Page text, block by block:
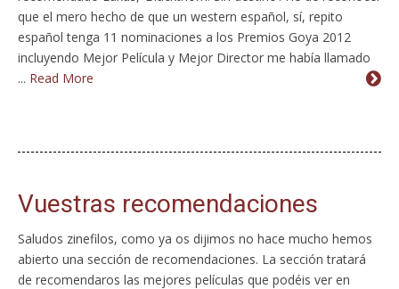
que el mero hecho de que un western español, sí, repito
español tenga 11 nominaciones a los Premios Goya 2012
incluyendo Mejor Película y Mejor Director me había llamado
... Read More
Vuestras recomendaciones
Saludos zinefilos, como ya os dijimos no hace mucho hemos
abierto una sección de recomendaciones. La sección tratará
de recomendaros las mejores películas que podéis ver en